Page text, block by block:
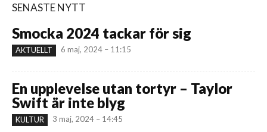
SENASTE NYTT
Smocka 2024 tackar för sig
AKTUELLT 6 maj, 2024 – 11:15
En upplevelse utan tortyr – Taylor
Swift är inte blyg
KULTUR 3 maj, 2024 – 14:45